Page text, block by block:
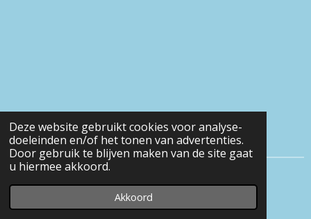
Deze website gebruikt cookies voor analyse-
doeleinden en/of het tonen van advertenties.
Door gebruik te blijven maken van de site gaat
u hiermee akkoord.
Akkoord